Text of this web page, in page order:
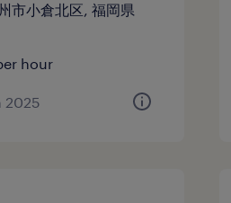
市小倉北区, 福岡県
hour
2025